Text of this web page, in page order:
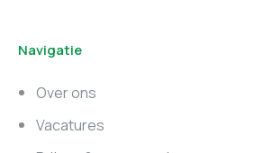
Marketing vacatures
Zuid-Holland
Marketing vacatures
Utrecht
Navigatie
Over ons
Vacatures